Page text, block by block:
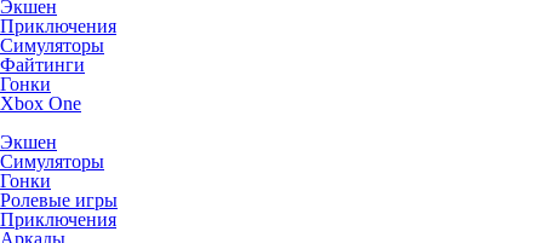
Экшен
Приключения
Симуляторы
Файтинги
Гонки
Xbox One
Экшен
Симуляторы
Гонки
Ролевые игры
Приключения
Аркады